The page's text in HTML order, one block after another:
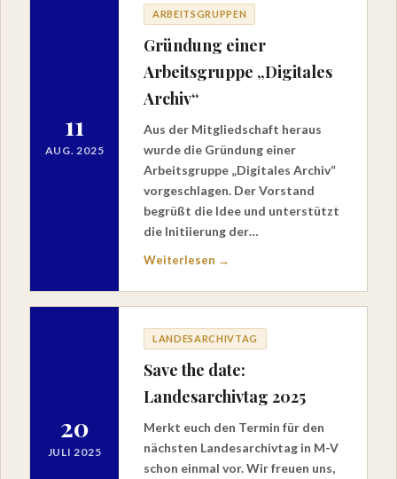
11
AUG. 2025
ARBEITSGRUPPEN
Gründung einer
Arbeitsgruppe „Digitales
Archiv“
Aus der Mitgliedschaft heraus
wurde die Gründung einer
Arbeitsgruppe „Digitales Archiv“
vorgeschlagen. Der Vorstand
begrüßt die Idee und unterstützt
die Initiierung der…
Weiterlesen →
20
JULI 2025
LANDESARCHIVTAG
Save the date:
Landesarchivtag 2025
Merkt euch den Termin für den
nächsten Landesarchivtag in M-V
schon einmal vor. Wir freuen uns,